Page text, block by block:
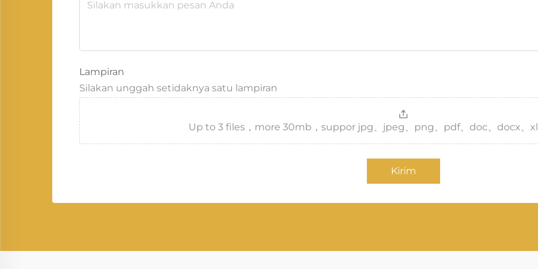
Lampiran
Silakan unggah setidaknya satu lampiran
Up to 3 files，more 30mb，suppor jpg、jpeg、png、pdf、doc、docx、
Kirim